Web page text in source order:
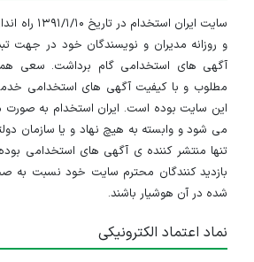
سایت ایران
و روزانه مدیران و نویسندگان خود در جهت
آگهی های استخدامی گام برداشت. سعی
مطلوب و با کیفیت آگهی های استخدامی
این سایت بوده است. ایران استخدام به
می شود و وابسته به هیچ نهاد و یا سازمان
تنها منتشر کننده ی آگهی های استخدامی بوده
بازدید کنندگان محترم سایت خود نسبت به
شده در آن هوشیار باشند.
نماد اعتماد الکترونیکی